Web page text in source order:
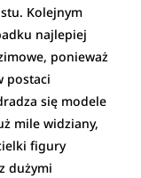
Kolejnym
najlepiej
ponieważ
postaci
się modele
mile widziany,
figury
dużymi